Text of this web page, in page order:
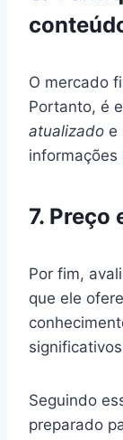
O mercado
Portanto, é
atualizado e
7.
Por fim,
que ele
Seguindo
preparado